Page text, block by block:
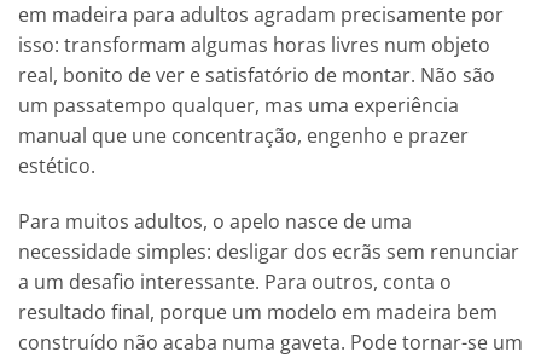
em madeira para adultos agradam precisamente por
isso: transformam algumas horas livres num objeto
real, bonito de ver e satisfatório de montar. Não são
um passatempo qualquer, mas uma experiência
manual que une concentração, engenho e prazer
estético.
Para muitos adultos, o apelo nasce de uma
necessidade simples: desligar dos ecrãs sem renunciar
a um desafio interessante. Para outros, conta o
resultado final, porque um modelo em madeira bem
construído não acaba numa gaveta. Pode tornar-se um